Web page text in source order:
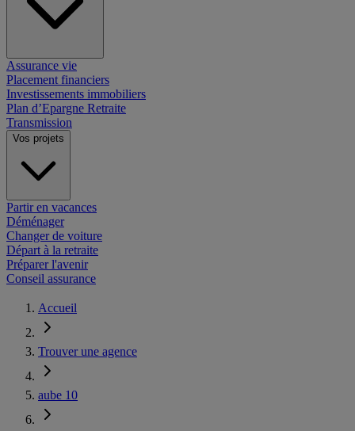
Assurance vie
Placement financiers
Investissements immobiliers
Plan d’Epargne Retraite
Transmission
Vos projets
Partir en vacances
Déménager
Changer de voiture
Départ à la retraite
Préparer l'avenir
Conseil assurance
Accueil
Trouver une agence
aube 10